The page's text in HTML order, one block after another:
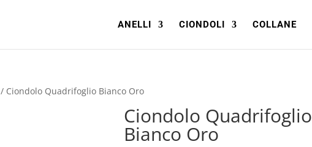
ANELLI CIONDOLI COLLANE
/ Ciondolo Quadrifoglio Bianco Oro
Ciondolo Quadrifoglio
Bianco Oro